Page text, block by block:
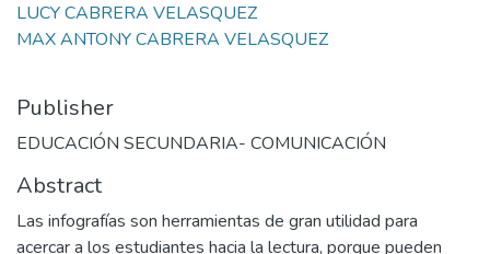
LUCY CABRERA VELASQUEZ
MAX ANTONY CABRERA VELASQUEZ
Publisher
EDUCACIÓN SECUNDARIA- COMUNICACIÓN
Abstract
Las infografías son herramientas de gran utilidad para
acercar a los estudiantes hacia la lectura, porque pueden